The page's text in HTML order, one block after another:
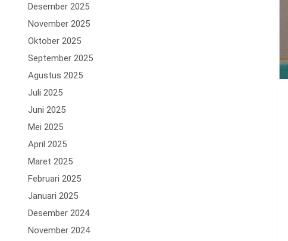
Desember 2025
November 2025
Oktober 2025
September 2025
Agustus 2025
Juli 2025
Juni 2025
Mei 2025
April 2025
Maret 2025
Februari 2025
Januari 2025
Desember 2024
November 2024